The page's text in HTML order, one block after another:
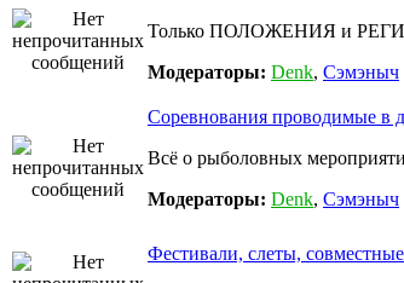
Только ПОЛОЖЕНИЯ и
Модераторы: Denk, Сэмэныч
Соревнования проводимые в
Всё о рыболовных
Модераторы: Denk, Сэмэныч
Фестивали, слеты,